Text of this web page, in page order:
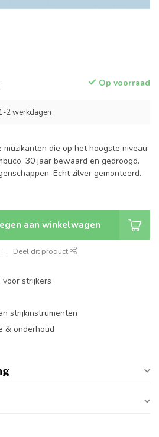
Op voorraad
2 werkdagen
die op het hoogste niveau
30 jaar bewaard en gedroogd.
Echt zilver gemonteerd.
aan winkelwagen
Deel dit product
strijkers
strijkinstrumenten
& onderhoud